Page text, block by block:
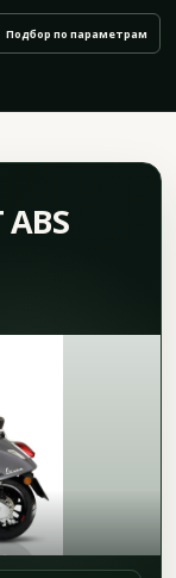
Подбор по параметрам